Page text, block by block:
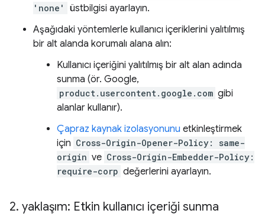
'none'
üstbilgisi ayarlayın.
Aşağıdaki yöntemlerle kullanıcı içeriklerini yalıtılmış
bir alt alanda korumalı alana alın:
Kullanıcı içeriğini yalıtılmış bir alt alan adında
sunma (ör. Google,
product.usercontent.google.com gibi
alanlar kullanır).
Çapraz kaynak izolasyonunu etkinleştirmek
için Cross-Origin-Opener-Policy: same-
origin ve Cross-Origin-Embedder-Policy:
require-corp değerlerini ayarlayın.
2. yaklaşım: Etkin kullanıcı içeriği sunma